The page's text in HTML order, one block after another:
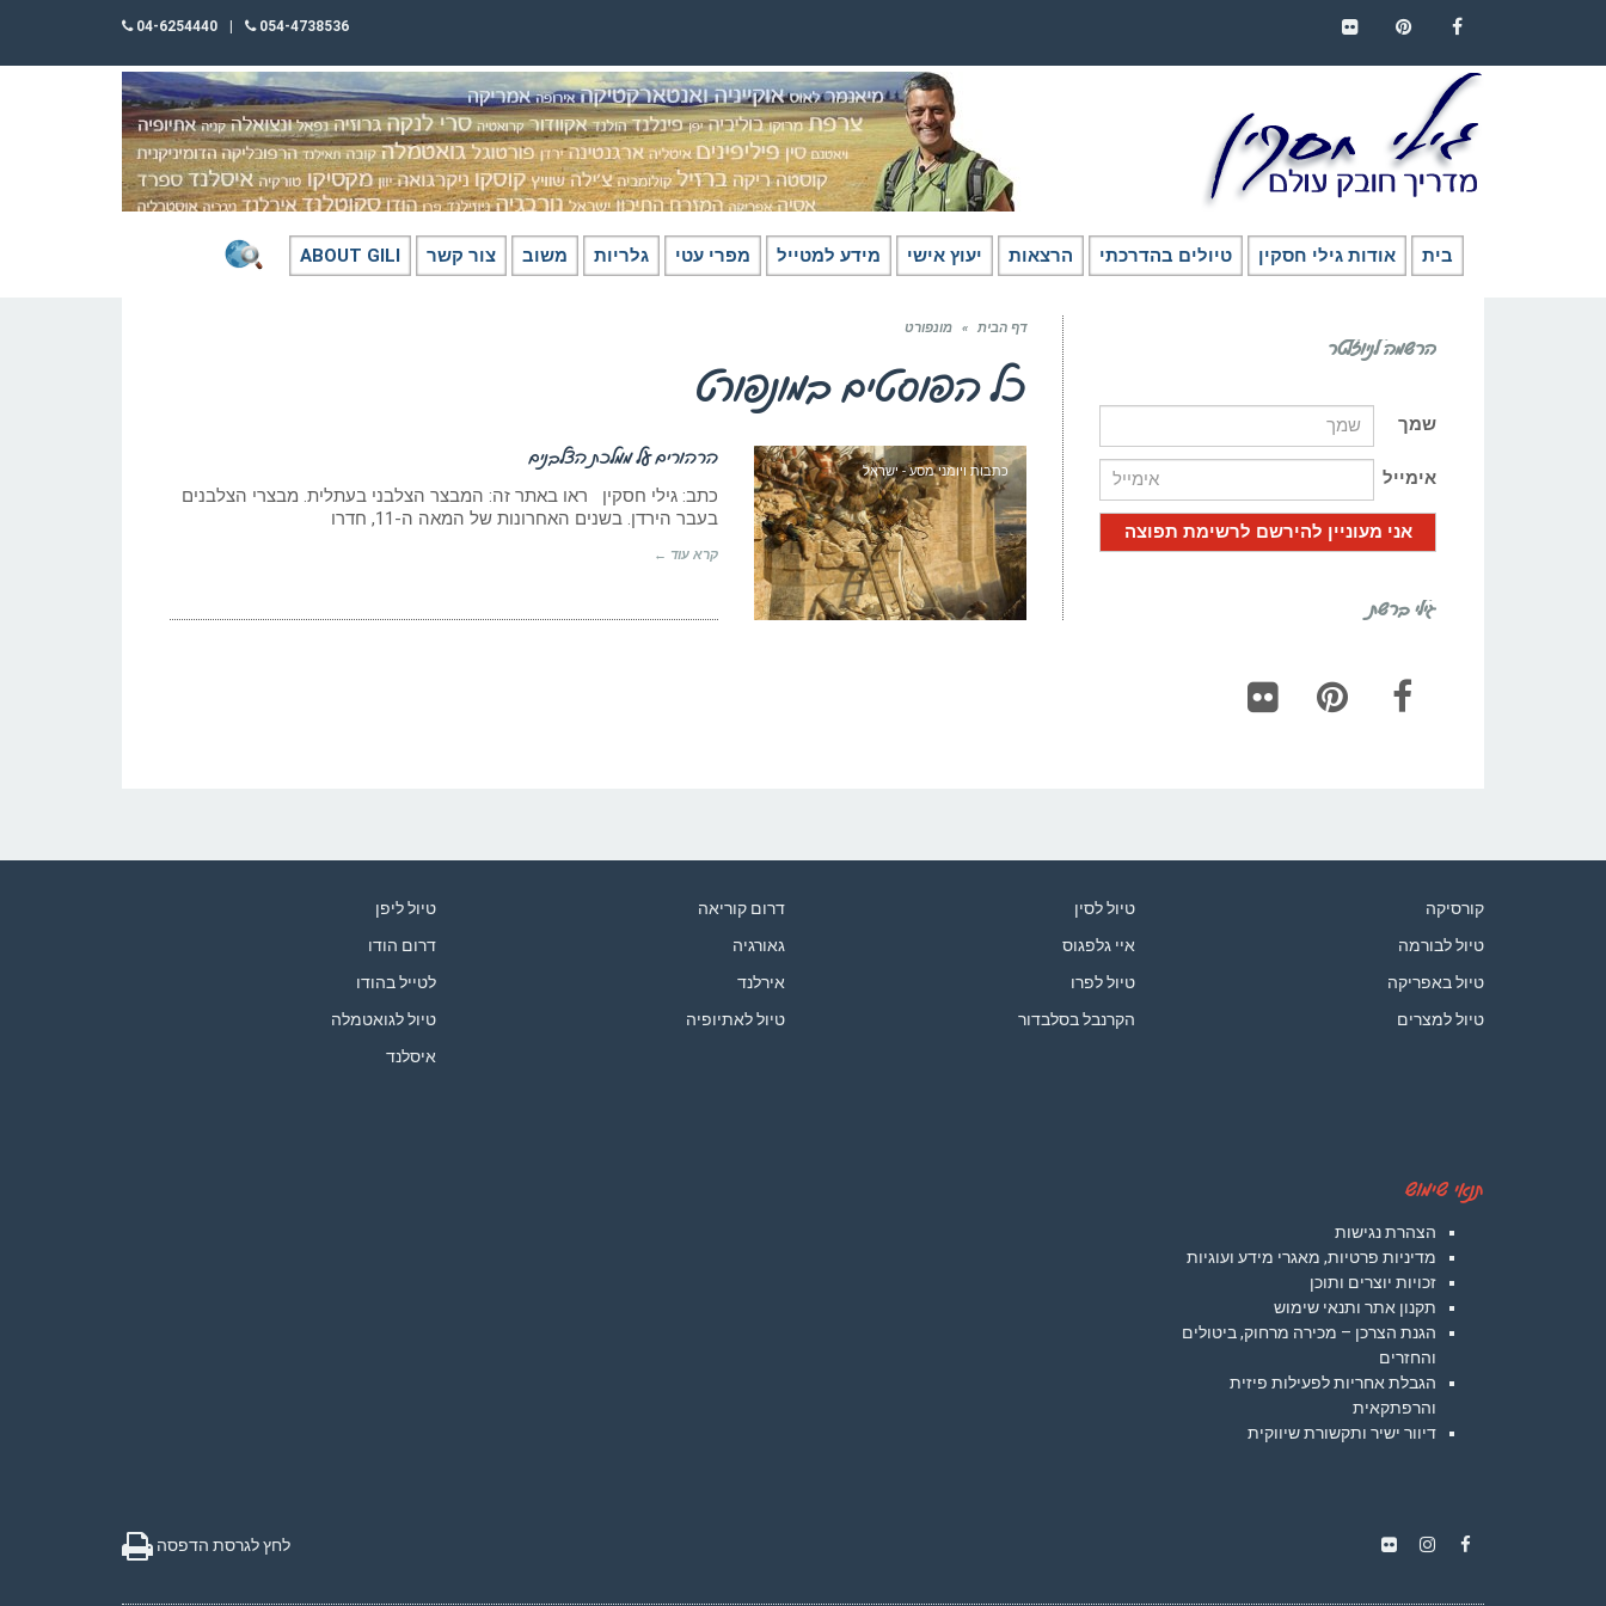
054-4738536
04-6254440
בית אודות גילי חסקין טיולים בהדרכתי הרצאות יעוץ אישי מידע למטייל מפרי עטי גלריות משוב צור קשר ABOUT GILI
דף הבית » מונפורט
כל הפוסטים במונפורט
כתבות ויומני מסע - ישראל
הרהורים על ממלכת הצלבנים
כתב: גילי חסקין ראו באתר זה: המבצר הצלבני בעתלית. מבצרי הצלבנים
בעבר הירדן. בשנים האחרונות של המאה ה-11, חדרו
קרא עוד ←
הרשמה לניוזלטר
שמך
אימייל
גילי ברשת
קורסיקה
טיול לבורמה
טיול באפריקה
טיול למצרים
טיול לסין
איי גלפגוס
טיול לפרו
הקרנבל בסלבדור
דרום קוריאה
גאורגיה
אירלנד
טיול לאתיופיה
טיול ליפן
דרום הודו
לטייל בהודו
טיול לגואטמלה
איסלנד
תנאי שימוש
הצהרת נגישות
מדיניות פרטיות, מאגרי מידע ועוגיות
זכויות יוצרים ותוכן
תקנון אתר ותנאי שימוש
הגנת הצרכן – מכירה מרחוק, ביטולים
והחזרים
הגבלת אחריות לפעילות פיזית
והרפתקאית
דיוור ישיר ותקשורת שיווקית
לחץ לגרסת הדפסה